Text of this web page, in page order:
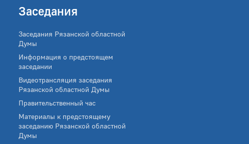
Заседания
Заседания Рязанской областной
Думы
Информация о предстоящем
заседании
Видеотрансляция заседания
Рязанской областной Думы
Правительственный час
Материалы к предстоящему
заседанию Рязанской областной
Думы